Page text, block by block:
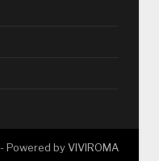
- Powered byVIVIROMA